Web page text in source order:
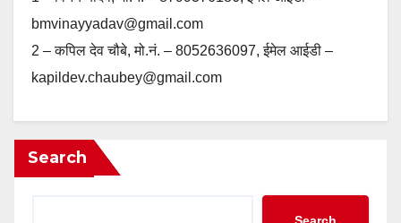
bmvinayyadav@gmail.com
2 – कपिल देव चौबे, मो.नं. – 8052636097, ईमेल आईडी –
kapildev.chaubey@gmail.com
Search
Search